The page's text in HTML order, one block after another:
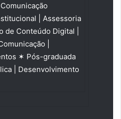
Comunicação
| Assessoria
de Conteúdo Digital |
|
✶ Pós-graduada
| Desenvolvimento